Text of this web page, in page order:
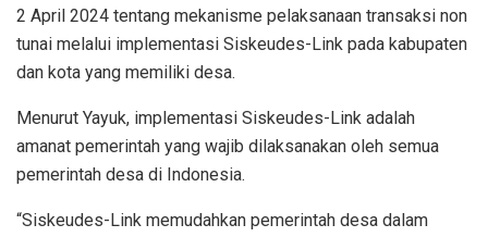
2 April 2024 tentang mekanisme pelaksanaan transaksi non
tunai melalui implementasi Siskeudes-Link pada kabupaten
dan kota yang memiliki desa.
Menurut Yayuk, implementasi Siskeudes-Link adalah
amanat pemerintah yang wajib dilaksanakan oleh semua
pemerintah desa di Indonesia.
“Siskeudes-Link memudahkan pemerintah desa dalam